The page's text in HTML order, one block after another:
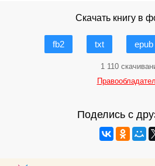
Скачать книгу в
fb2 txt epub
1 110
Поделись с